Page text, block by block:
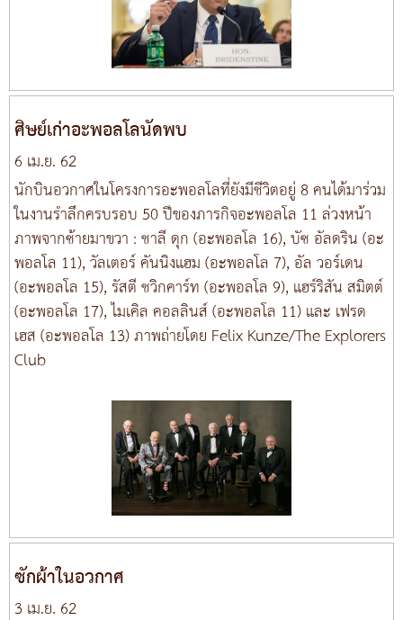
ศิษย์เก่าอะพอลโลนัดพบ
6 เม.ย. 62
นักบินอวกาศในโครงการอะพอลโลที่ยังมีชีวิตอยู่ 8 คนได้มาร่วม
ในงานรำลึกครบรอบ 50 ปีของภารกิจอะพอลโล 11 ล่วงหน้า
ภาพจากซ้ายมาขวา : ชาลี ดุก (อะพอลโล 16), บัซ อัลดริน (อะ
พอลโล 11), วัลเตอร์ คันนิงแฮม (อะพอลโล 7), อัล วอร์เดน
(อะพอลโล 15), รัสตี ชวิกคาร์ท (อะพอลโล 9), แฮร์ริสัน สมิตต์
(อะพอลโล 17), ไมเคิล คอลลินส์ (อะพอลโล 11) และ เฟรด
เฮส (อะพอลโล 13) ภาพถ่ายโดย Felix Kunze/The Explorers
Club
ซักผ้าในอวกาศ
3 เม.ย. 62